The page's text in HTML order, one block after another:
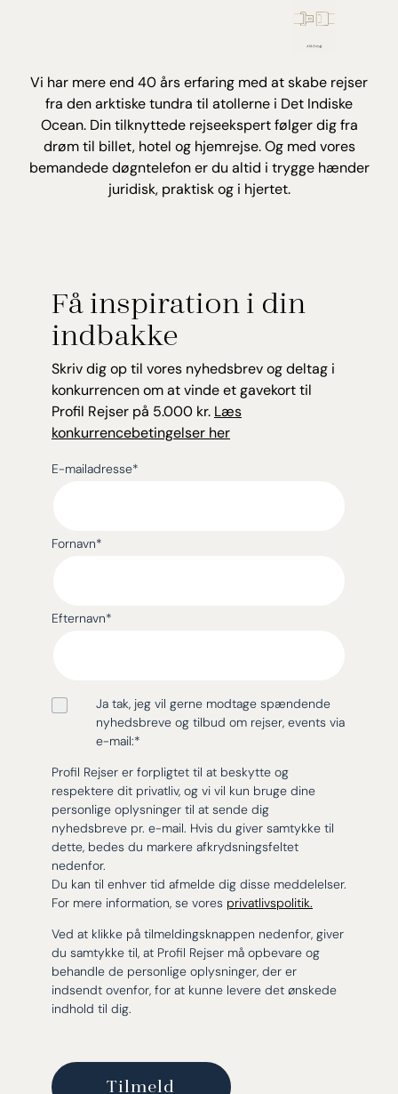
Vi har mere end 40 års erfaring med at skabe rejser
fra den arktiske tundra til atollerne i Det Indiske
Ocean. Din tilknyttede rejseekspert følger dig fra
drøm til billet, hotel og hjemrejse. Og med vores
bemandede døgntelefon er du altid i trygge hænder
juridisk, praktisk og i hjertet.
Få inspiration i din
indbakke
Skriv dig op til vores nyhedsbrev og deltag i
konkurrencen om at vinde et gavekort til
Profil Rejser på 5.000 kr. Læs
konkurrencebetingelser her
E-mailadresse*
Fornavn*
Efternavn*
Ja tak, jeg vil gerne modtage spændende
nyhedsbreve og tilbud om rejser, events via
e-mail:*
Profil Rejser er forpligtet til at beskytte og
respektere dit privatliv, og vi vil kun bruge dine
personlige oplysninger til at sende dig
nyhedsbreve pr. e-mail. Hvis du giver samtykke til
dette, bedes du markere afkrydsningsfeltet
nedenfor.
Du kan til enhver tid afmelde dig disse meddelelser.
For mere information, se vores privatlivspolitik.
Ved at klikke på tilmeldingsknappen nedenfor, giver
du samtykke til, at Profil Rejser må opbevare og
behandle de personlige oplysninger, der er
indsendt ovenfor, for at kunne levere det ønskede
indhold til dig.